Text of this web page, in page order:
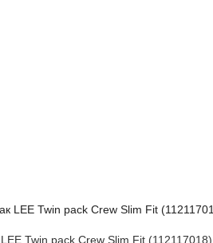
LEE Twin pack Crew Slim Fit (112117018)